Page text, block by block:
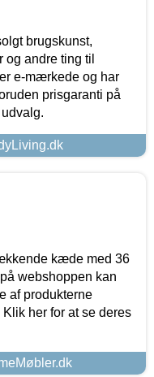
brugskunst,
andre ting til
e-mærkede og har
prisgaranti på
kæde med 36
webshoppen kan
af produkterne
her for at se deres